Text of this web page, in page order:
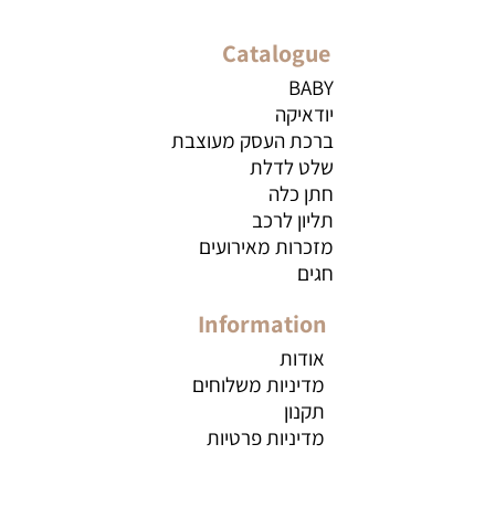
Catalogue
BABY
יודאיקה
ברכת העסק מעוצבת
שלט לדלת
חתן כלה
תליון לרכב
מזכרות מאירועים
חגים
Information
אודות
מדיניות משלוחים
תקנון
מדיניות פרטיות